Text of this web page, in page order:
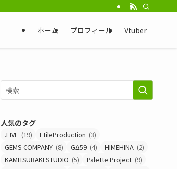
ホーム プロフィール Vtuber
人気のタグ
.LIVE (19) EtileProduction (3)
GEMS COMPANY (8) GΔ59 (4) HIMEHINA (2)
KAMITSUBAKI STUDIO (5) Palette Project (9)